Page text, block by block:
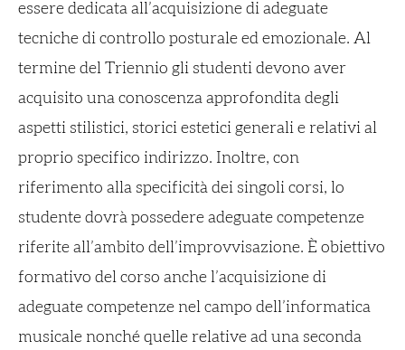
essere dedicata all’acquisizione di adeguate
tecniche di controllo posturale ed emozionale. Al
termine del Triennio gli studenti devono aver
acquisito una conoscenza approfondita degli
aspetti stilistici, storici estetici generali e relativi al
proprio specifico indirizzo. Inoltre, con
riferimento alla specificità dei singoli corsi, lo
studente dovrà possedere adeguate competenze
riferite all’ambito dell’improvvisazione. È obiettivo
formativo del corso anche l’acquisizione di
adeguate competenze nel campo dell’informatica
musicale nonché quelle relative ad una seconda